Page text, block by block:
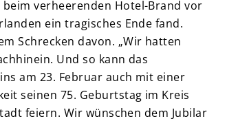
beim verheerenden Hotel-Brand vor
ein tragisches Ende fand.
Schrecken davon. „Wir hatten
Und so kann das
am 23. Februar auch mit einer
seinen 75. Geburtstag im Kreis
feiern. Wir wünschen dem Jubilar